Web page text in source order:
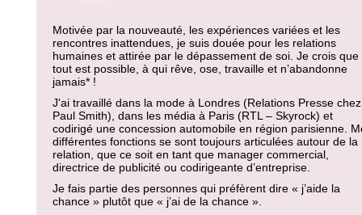
Motivée par la nouveauté, les expériences variées et les
rencontres inattendues, je suis douée pour les relations
humaines et attirée par le dépassement de soi. Je crois que
tout est possible, à qui rêve, ose, travaille et n’abandonne
jamais* !
J'ai travaillé dans la mode à Londres (Relations Presse chez
Paul Smith), dans les média à Paris (RTL – Skyrock) et
codirigé une concession automobile en région parisienne.
différentes fonctions se sont toujours articulées autour de la
relation, que ce soit en tant que manager commercial,
directrice de publicité ou codirigeante d’entreprise.
Je fais partie des personnes qui préfèrent dire « j’aide la
chance » plutôt que « j’ai de la chance ».